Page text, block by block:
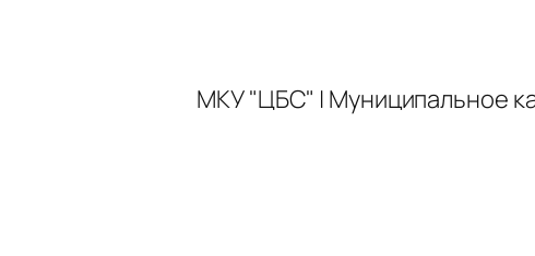
МКУ "ЦБС" | Муниципальное